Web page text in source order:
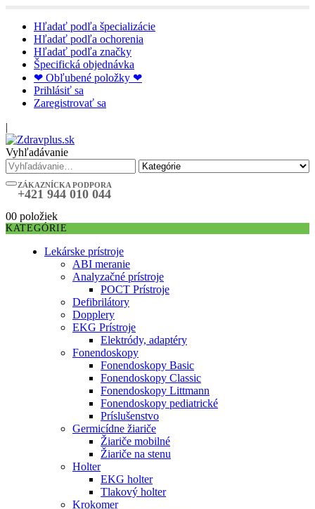
Hľadať podľa špecializácie
Hľadať podľa ochorenia
Hľadať podľa značky
Špecifická objednávka
❤ Obľubené položky ❤
Prihlásiť sa
Zaregistrovať sa
|
Vyhľadávanie
ZÁKAZNÍCKA PODPORA
+421 944 010 044
00 položiek
KATEGÓRIE
Lekárske prístroje
ABI meranie
Analyzačné prístroje
POCT Prístroje
Defibrilátory
Dopplery
EKG Prístroje
Elektródy, adaptéry
Fonendoskopy
Fonendoskopy Basic
Fonendoskopy Classic
Fonendoskopy Littmann
Fonendoskopy pediatrické
Príslušenstvo
Germicídne žiariče
Žiariče mobilné
Žiariče na stenu
Holter
EKG holter
Tlakový holter
Krokomer